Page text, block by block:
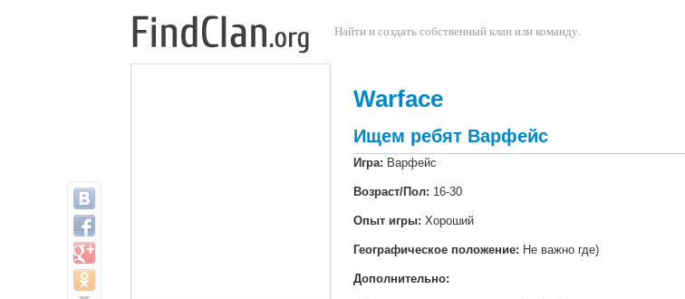
Найти и создать собственный клан или команду.
Warface
Ищем ребят Варфейс
Игра: Варфейс
Возраст/Пол: 16-30
Опыт игры: Хороший
Географическое положение: Не важно где)
Дополнительно: